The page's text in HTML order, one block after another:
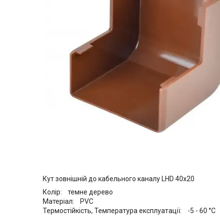
Кут зовнішній до кабельного каналу LHD 40х20
Колір: темне дерево
Матеріал: PVC
Термостійкість, Температура експлуатації: -5 - 60 °C